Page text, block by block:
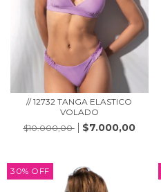
// 12732 TANGA ELASTICO
VOLADO
$10.000,00
$7.000,00
30% OFF